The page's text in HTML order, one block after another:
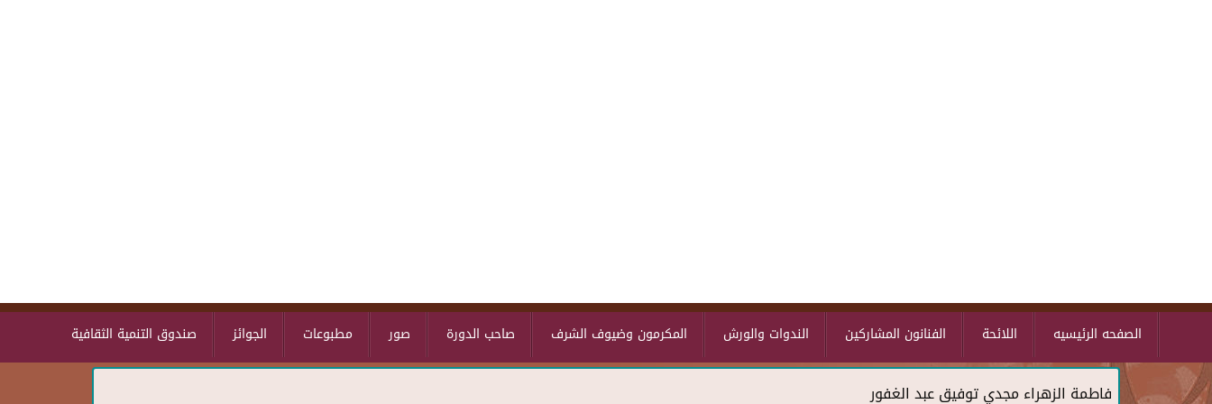
صندوق التنمية الثقافية الجوائز مطبوعات صور صاحب الدورة المكرمون وضيوف الشرف الندوات والورش الفنانون المشاركين اللائحة الصفحه الرئيسيه
فاطمة الزهراء مجدي توفيق عبد الغفور